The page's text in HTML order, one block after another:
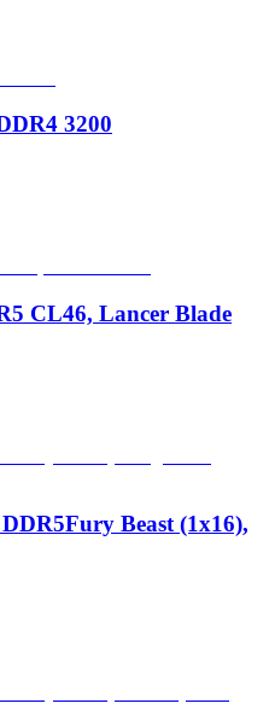
3200
CL46, Lancer Blade
Beast (1x16),